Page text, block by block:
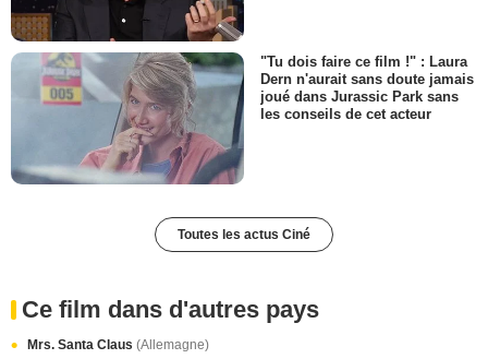
"Tu dois faire ce film !" : Laura
Dern n'aurait sans doute jamais
joué dans Jurassic Park sans
les conseils de cet acteur
Toutes les actus Ciné
Ce film dans d'autres pays
Mrs. Santa Claus (Allemagne)